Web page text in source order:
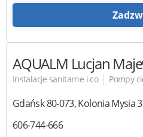
AQUALM Lucjan
Instalacje sanitarne i co | Pompy
Gdańsk80-073,Kolonia Mysia
606-744-666